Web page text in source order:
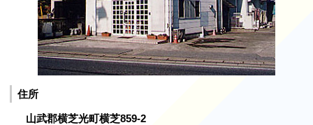
住所
山武郡横芝光町横芝859-2